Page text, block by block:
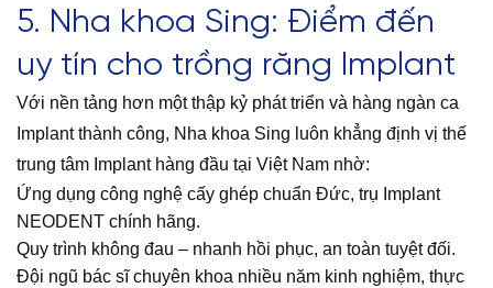
5. Nha khoa Sing: Điểm đến
uy tín cho trồng răng Implant
Với nền tảng hơn một thập kỷ phát triển và hàng ngàn ca
Implant thành công, Nha khoa Sing luôn khẳng định vị thế
trung tâm Implant hàng đầu tại Việt Nam nhờ:
Ứng dụng công nghệ cấy ghép chuẩn Đức, trụ Implant
NEODENT chính hãng.
Quy trình không đau – nhanh hồi phục, an toàn tuyệt đối.
Đội ngũ bác sĩ chuyên khoa nhiều năm kinh nghiệm, thực